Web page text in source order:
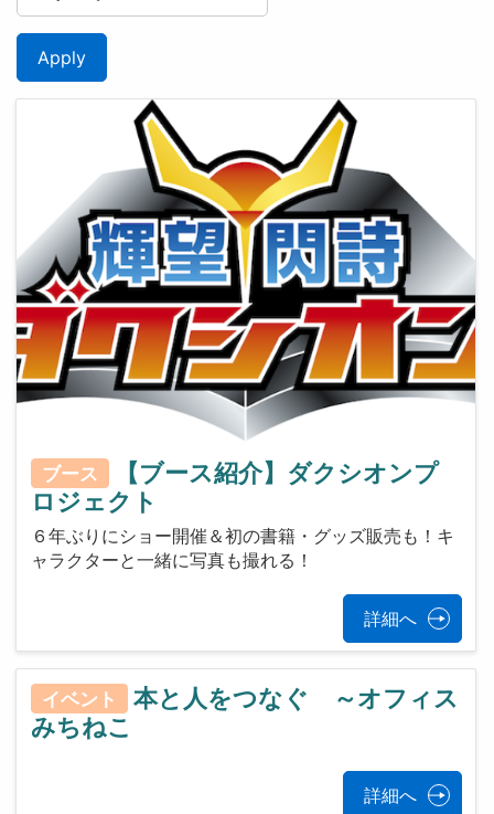
Apply
ブース
【ブース紹介】ダクシオンプ
ロジェクト
６年ぶりにショー開催＆初の書籍・グッズ販売も！キ
ャラクターと一緒に写真も撮れる！
詳細へ
イベント
本と人をつなぐ ～オフィス
みちねこ
詳細へ